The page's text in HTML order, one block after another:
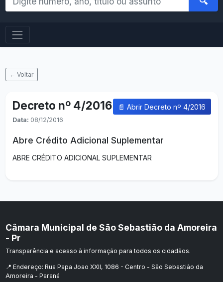
← Voltar
Decreto nº 4/2016
Data: 08/12/2016
📄 Abrir Decreto nº 4/2016
Abre Crédito Adicional Suplementar
ABRE CRÉDITO ADICIONAL SUPLEMENTAR
Câmara Municipal de São Sebastião da Amoreira
- Pr
Transparência e acesso à informação para todos os cidadãos.
📍 Endereço: Rua Papa Joao XXII, 1086 - Centro - São Sebastião da
Amoreira - Paraná